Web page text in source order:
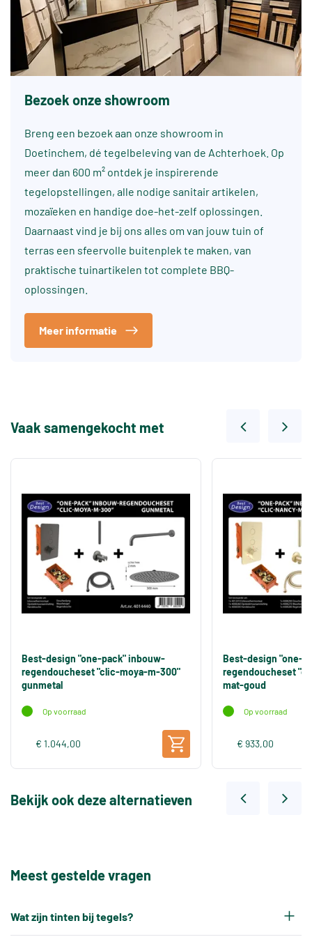
Bezoek onze showroom
Breng een bezoek aan onze showroom in
Doetinchem, dé tegelbeleving van de Achterhoek. Op
meer dan 600 m² ontdek je inspirerende
tegelopstellingen, alle nodige sanitair artikelen,
mozaïeken en handige doe-het-zelf oplossingen.
Daarnaast vind je bij ons alles om van jouw tuin of
terras een sfeervolle buitenplek te maken, van
praktische tuinartikelen tot complete BBQ-
oplossingen.
Meer informatie
Vaak samengekocht met
Best-design "one-pack" inbouw-
regendoucheset "clic-moya-m-300"
gunmetal
Op voorraad
€ 1.044,00
Best-design "one-
regendoucheset
mat-goud
Op voorraad
€ 933,00
Bekijk ook deze alternatieven
Meest gestelde vragen
Wat zijn tinten bij tegels?